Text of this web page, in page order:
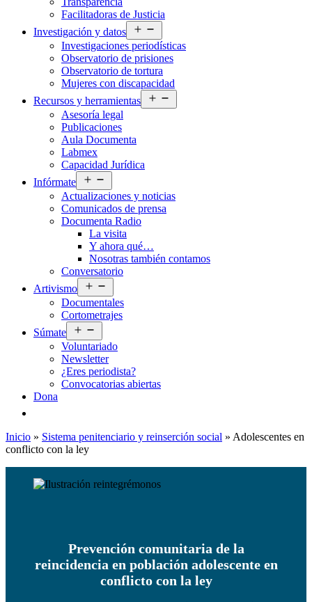
Facilitadoras de Justicia
Investigación y datos
el
menú
Investigaciones periodísticas
Observatorio de prisiones
Observatorio de tortura
Mujeres con discapacidad
Recursos y herramientas
el
Asesoría legal
Publicaciones
Aula Documenta
Labmex
Capacidad Jurídica
Infórmate
el
menú
Actualizaciones y noticias
Comunicados de prensa
Documenta Radio
La visita
Y ahora qué…
Nosotras también contamos
Conversatorio
Artivismo
el
menú
Documentales
Cortometrajes
Súmate
el
menú
Voluntariado
Newsletter
¿Eres periodista?
Convocatorias abiertas
Dona
Inicio » Sistema penitenciario y reinserción social » Adolescentes en
conflicto con la ley
Prevención comunitaria de la
reincidencia en población adolescente en
conflicto con la ley